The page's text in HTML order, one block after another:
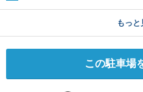
もっと
この駐車場